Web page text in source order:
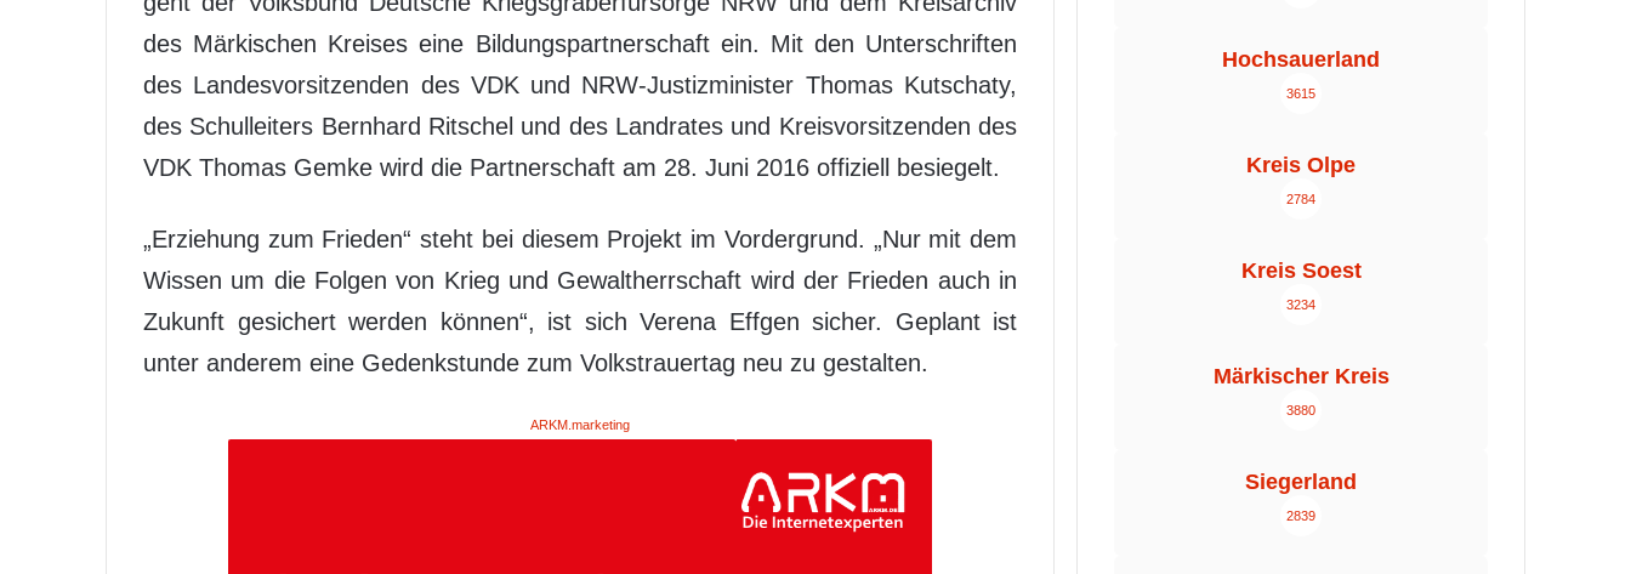
des Märkischen Kreises eine Bildungspartnerschaft ein. Mit den Unterschriften
des Landesvorsitzenden des VDK und NRW-Justizminister Thomas Kutschaty,
des Schulleiters Bernhard Ritschel und des Landrates und Kreisvorsitzenden des
VDK Thomas Gemke wird die Partnerschaft am 28. Juni 2016 offiziell besiegelt.
„Erziehung zum Frieden“ steht bei diesem Projekt im Vordergrund. „Nur mit dem
Wissen um die Folgen von Krieg und Gewaltherrschaft wird der Frieden auch in
Zukunft gesichert werden können“, ist sich Verena Effgen sicher. Geplant ist
unter anderem eine Gedenkstunde zum Volkstrauertag neu zu gestalten.
ARKM.marketing
Hochsauerland
3615
Kreis Olpe
2784
Kreis Soest
3234
Märkischer Kreis
3880
Siegerland
2839